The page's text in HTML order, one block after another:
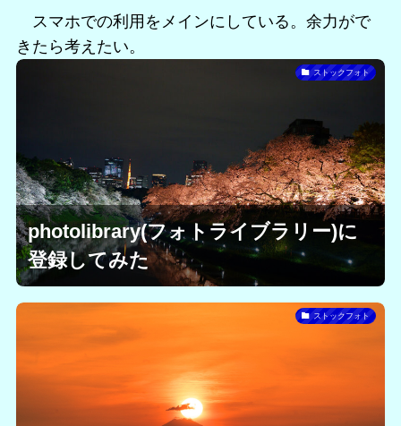
スマホでの利用をメインにしている。余力がで
きたら考えたい。
ストックフォト
photolibrary(フォトライブラリー)に
登録してみた
ストックフォト